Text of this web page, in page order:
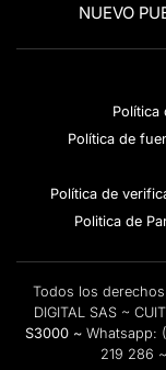
NUEVO
Política
Política de
Política de
Politica de
Todos los
DIGITAL SAS ~
S3000 ~ Whatsapp:
219 286 ~